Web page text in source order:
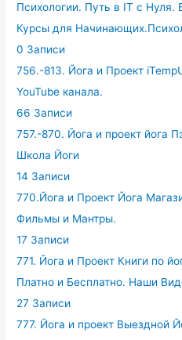
Психологии. Путь в IT с
Курсы для
0 Записи
756.-813. Йога и Проект
YouTube канала.
66 Записи
757.-870. Йога и проект йога
Школа Йоги
14 Записи
770.Йога и Проект Йога
Фильмы и Мантры.
17 Записи
771. Йога и Проект Книги по
Платно и Бесплатно. Наши
27 Записи
777. Йога и проект Выездной